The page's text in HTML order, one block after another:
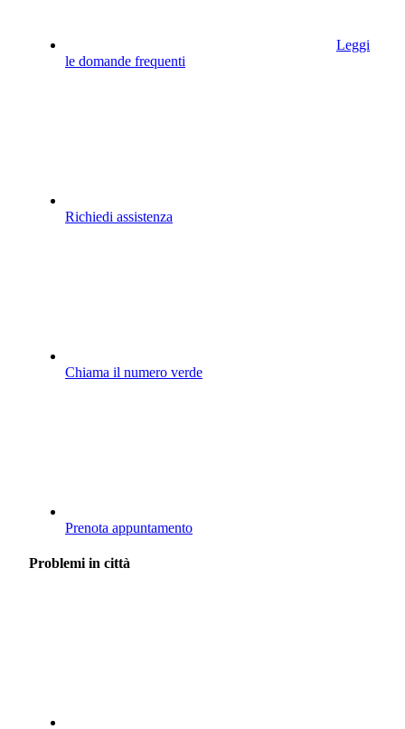
Leggi
le domande frequenti
Richiedi assistenza
Chiama il numero verde
Prenota appuntamento
Problemi in città